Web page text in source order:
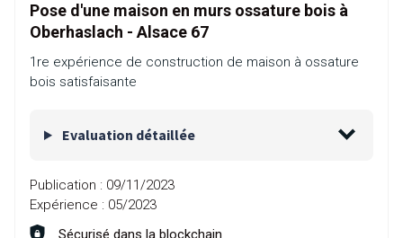
Pose d'une maison en murs ossature bois à
Oberhaslach - Alsace 67
1re expérience de construction de maison à ossature
bois satisfaisante
Evaluation détaillée
Publication : 09/11/2023
Expérience : 05/2023
Sécurisé dans la blockchain